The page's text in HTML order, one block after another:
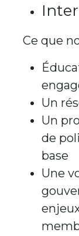
Ce que
Un
Un
de
base​
Une